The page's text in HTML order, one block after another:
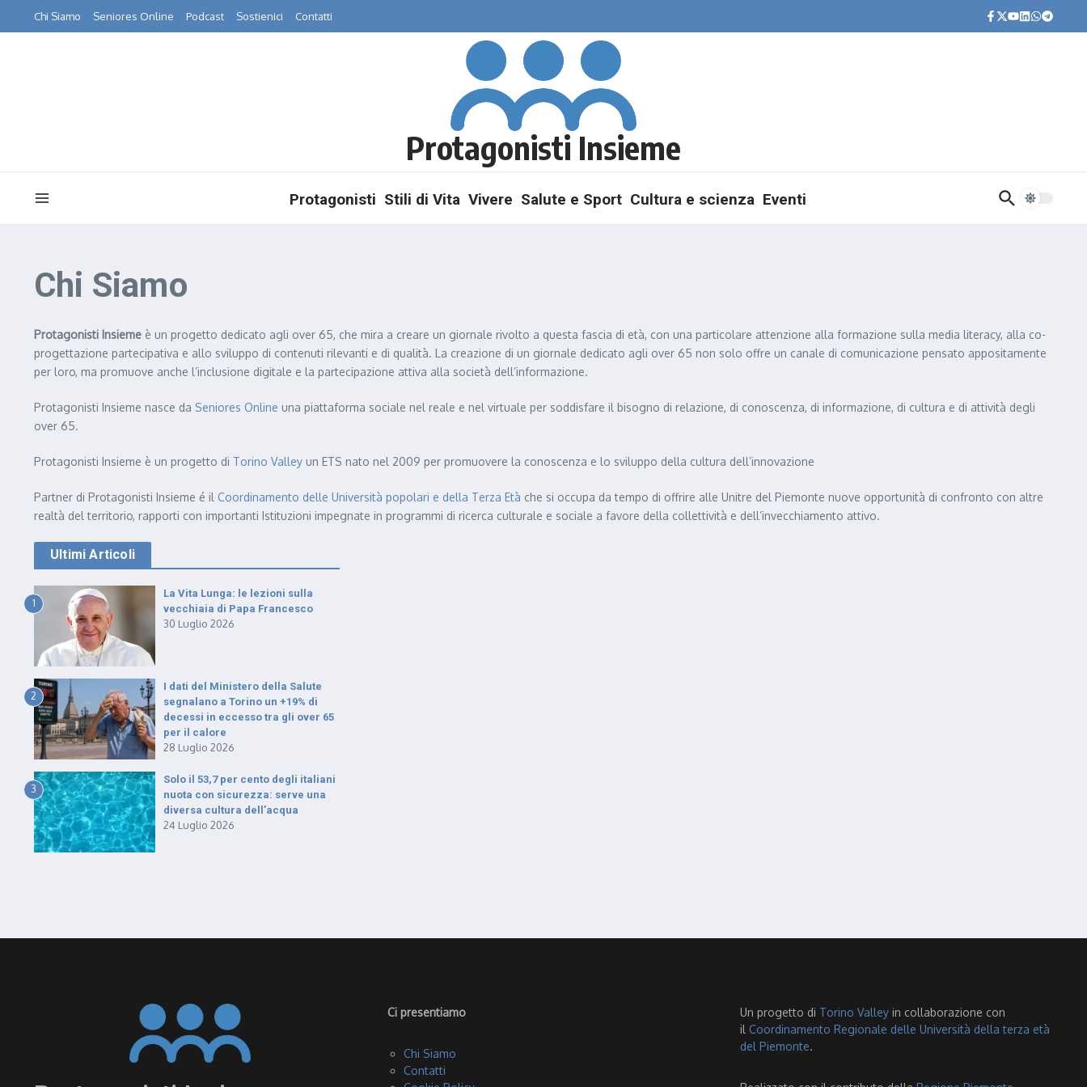
Chi Siamo Seniores Online Podcast Sostienici Contatti
Protagonisti Insieme
Protagonisti Stili di Vita Vivere Salute e Sport Cultura e scienza Eventi
Chi Siamo
Protagonisti Insieme è un progetto dedicato agli over 65, che mira a creare un giornale rivolto a questa fascia di età, con una particolare attenzione alla formazione sulla media literacy, alla co-
progettazione partecipativa e allo sviluppo di contenuti rilevanti e di qualità. La creazione di un giornale dedicato agli over 65 non solo offre un canale di comunicazione pensato appositamente
per loro, ma promuove anche l’inclusione digitale e la partecipazione attiva alla società dell’informazione.
Protagonisti Insieme nasce da Seniores Online una piattaforma sociale nel reale e nel virtuale per soddisfare il bisogno di relazione, di conoscenza, di informazione, di cultura e di attività degli
over 65.
Protagonisti Insieme è un progetto di Torino Valley un ETS nato nel 2009 per promuovere la conoscenza e lo sviluppo della cultura dell’innovazione
Partner di Protagonisti Insieme é il Coordinamento delle Università popolari e della Terza Età che si occupa da tempo di offrire alle Unitre del Piemonte nuove opportunità di confronto con altre
realtà del territorio, rapporti con importanti Istituzioni impegnate in programmi di ricerca culturale e sociale a favore della collettività e dell’invecchiamento attivo.
Ultimi Articoli
1
La Vita Lunga: le lezioni sulla
vecchiaia di Papa Francesco
30 Luglio 2026
2
I dati del Ministero della Salute
segnalano a Torino un +19% di
decessi in eccesso tra gli over 65
per il calore
28 Luglio 2026
3
Solo il 53,7 per cento degli italiani
nuota con sicurezza: serve una
diversa cultura dell’acqua
24 Luglio 2026
Ci presentiamo
Chi Siamo
Contatti
Un progetto di Torino Valley in collaborazione con
ilCoordinamento Regionale delle Università della terza età
del Piemonte.